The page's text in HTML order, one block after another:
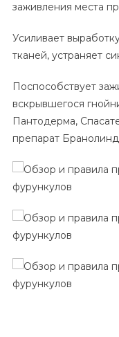
заживления места
Усиливает
тканей, устраняет
Поспособствует
вскрывшегося
Пантодерма,
препарат